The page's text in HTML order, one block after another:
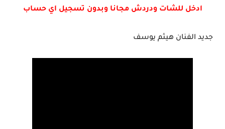
ادخل للشات ودردش مجانا وبدون تسجيل اي حساب
جديد الفنان هيثم يوسف